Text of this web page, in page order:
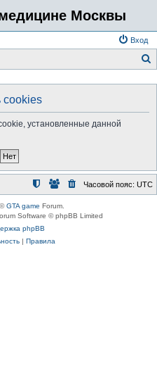
Москвы
Вход
cookies
установленные данной
Часовой пояс: UTC
GTA game Forum.
Software © phpBB Limited
phpBB
| Правила